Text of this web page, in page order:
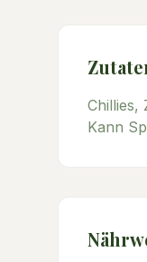
Chillies,
Kann